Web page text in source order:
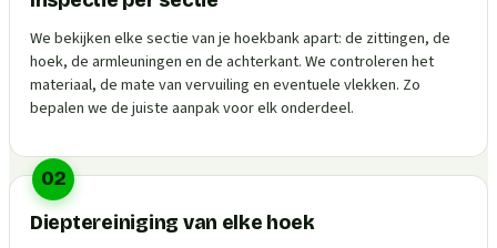
We bekijken elke sectie van je hoekbank apart: de zittingen, de
hoek, de armleuningen en de achterkant. We controleren het
materiaal, de mate van vervuiling en eventuele vlekken. Zo
bepalen we de juiste aanpak voor elk onderdeel.
02
Dieptereiniging van elke hoek